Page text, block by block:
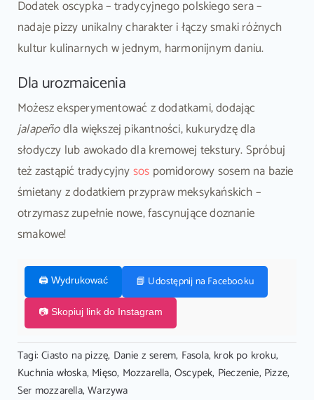
Dodatek oscypka – tradycyjnego polskiego sera –
nadaje pizzy unikalny charakter i łączy smaki różnych
kultur kulinarnych w jednym, harmonijnym daniu.
Dla urozmaicenia
Możesz eksperymentować z dodatkami, dodając
jalapeñodla większej pikantności, kukurydzę dla
słodyczy lub awokado dla kremowej tekstury. Spróbuj
też zastąpić tradycyjnysos pomidorowy sosem na bazie
śmietany z dodatkiem przypraw meksykańskich –
otrzymasz zupełnie nowe, fascynujące doznanie
smakowe!
🖨️ Wydrukować 📘 Udostępnij na Facebooku
📷 Skopiuj link do Instagram
Tagi:Ciasto na pizzę, Danie z serem, Fasola, krok po kroku,
Kuchnia włoska, Mięso, Mozzarella,Oscypek, Pieczenie, Pizze,
Ser mozzarella,Warzywa